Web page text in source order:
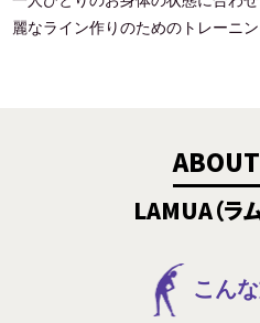
麗なライン作りのためのトレーニ
LAMUA（ラ
こん